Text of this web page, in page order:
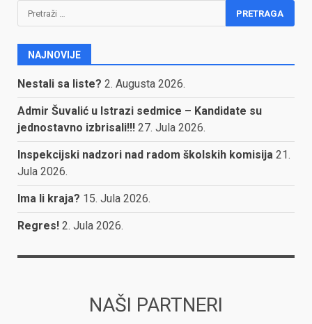
Pretraga:
NAJNOVIJE
Nestali sa liste? 2. Augusta 2026.
Admir Šuvalić u Istrazi sedmice – Kandidate su
jednostavno izbrisali!!! 27. Jula 2026.
Inspekcijski nadzori nad radom školskih komisija 21.
Jula 2026.
Ima li kraja? 15. Jula 2026.
Regres! 2. Jula 2026.
NAŠI PARTNERI